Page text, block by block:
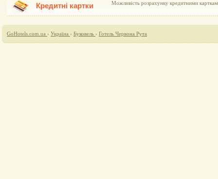
Кредитні картки Можливість розрахунку кредитними
GoHotels.com.ua › Україна › Буковель › Готель Червона Рута